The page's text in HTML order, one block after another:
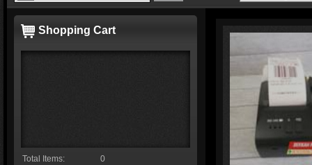
Shopping Cart
Total Items:
0